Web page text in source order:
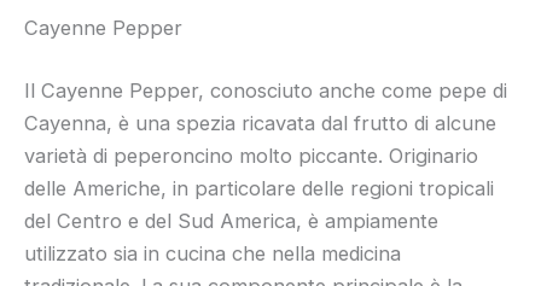
Cayenne Pepper
Il Cayenne Pepper, conosciuto anche come pepe di
Cayenna, è una spezia ricavata dal frutto di alcune
varietà di peperoncino molto piccante. Originario
delle Americhe, in particolare delle regioni tropicali
del Centro e del Sud America, è ampiamente
utilizzato sia in cucina che nella medicina